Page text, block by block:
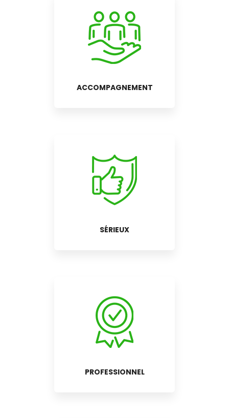
ACCOMPAGNEMENT
SÉRIEUX
PROFESSIONNEL